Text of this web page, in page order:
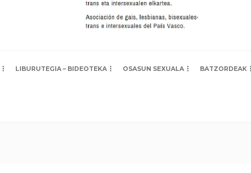
LIBURUTEGIA – BIDEOTEKA OSASUN SEXUALA BATZORDEAK